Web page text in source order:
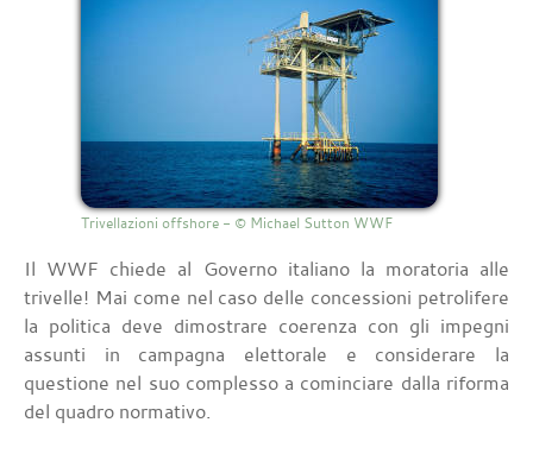
Trivellazioni offshore - © Michael Sutton WWF
Il WWF chiede al Governo italiano la moratoria alle
trivelle! Mai come nel caso delle concessioni petrolifere
la politica deve dimostrare coerenza con gli impegni
assunti in campagna elettorale e considerare la
questione nel suo complesso a cominciare dalla riforma
del quadro normativo.